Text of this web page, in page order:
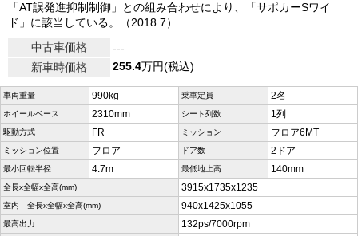
「AT誤発進抑制制御」との組み合わせにより、「サポカーSワイ
ド」に該当している。（2018.7）
中古車価格
---
新車時価格
255.4万円(税込)
車両重量 990kg 乗車定員 2名
ホイールベース 2310mm シート列数 1列
駆動方式 FR ミッション フロア6MT
ミッション位置 フロア ドア数 2ドア
最小回転半径 4.7m 最低地上高 140mm
全長x全幅x全高(mm) 3915x1735x1235
室内 全長x全幅x全高(mm) 940x1425x1055
最高出力 132ps/7000rpm